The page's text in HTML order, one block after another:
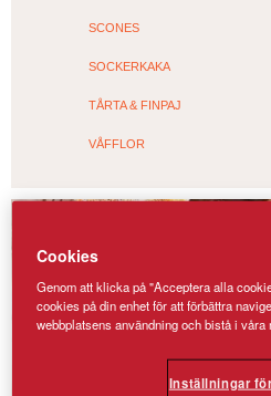
SCONES
SOCKERKAKA
TÅRTA & FINPAJ
VÅFFLOR
Cookies
Genom att klicka på "Acceptera alla
cookies på din enhet för att förbättra
webbplatsens användning och bistå i
Inställningar